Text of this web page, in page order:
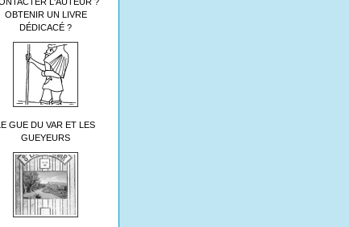
OBTENIR UN LIVRE
DÉDICACÉ ?
GUE DU VAR ET LES
GUEYEURS